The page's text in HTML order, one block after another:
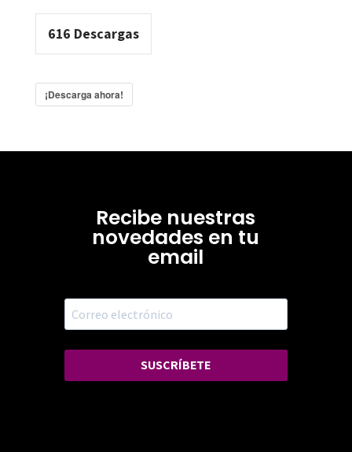
616 Descargas
¡Descarga ahora!
Recibe nuestras
novedades en tu
email
SUSCRÍBETE